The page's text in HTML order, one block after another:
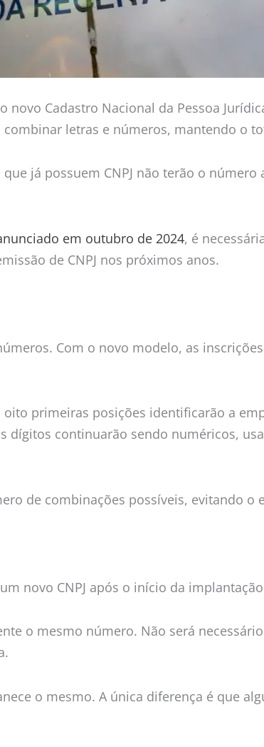
novo Cadastro Nacional da Pessoa
letras e números, mantendo o
já possuem CNPJ não terão o
em outubro de 2024, é
de CNPJ nos próximos anos.
Com o novo modelo, as
oito primeiras posições identificarão a
continuarão sendo numéricos,
de combinações possíveis, evitando o
novo CNPJ após o início da
o mesmo número. Não será
o mesmo. A única diferença é que